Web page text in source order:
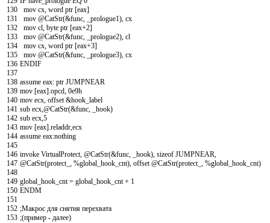
130
131
132
133
134
135
136
137
138
139
140
141
142
143
144
145
146
147
148
149
150
151
152
153
mov cx, word ptr [eax]
mov @CatStr(&func, prologue1), cx
mov cl, byte ptr [eax+2]
mov @CatStr(&func, prologue2), cl
mov cx, word ptr [eax+3]
mov @CatStr(&func, prologue3), cx
ENDIF
assume eax: ptr JUMPNEAR
mov [eax].opcd, 0e9h
mov ecx, offset &hook label
sub ecx,@CatStr(&func, hook)
sub ecx,5
mov [eax].reladdr,ecx
assume eax:nothing
invoke VirtualProtect, @CatStr(&func, hook), sizeof JUMPNEAR,
@CatStr(protect_ , %global hook cnt), offset @CatStr(protect_ , %global hook cnt)
global_hook_cnt = global hook cnt + 1
ENDM
;Макрос для снятия перехвата
;(пример - далее)